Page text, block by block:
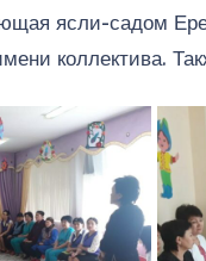
ясли-садом
коллектива.